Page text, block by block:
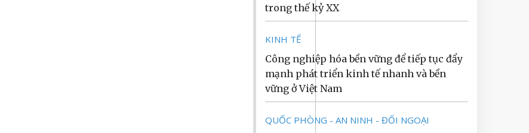
trong thế kỷ XX
KINH TẾ
Công nghiệp hóa bền vững để tiếp tục đẩy
mạnh phát triển kinh tế nhanh và bền
vững ở Việt Nam
QUỐC PHÒNG - AN NINH - ĐỐI NGOẠI